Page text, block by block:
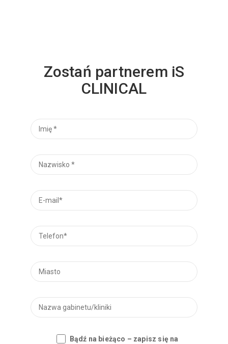
Zostań partnerem iS
CLINICAL
Bądź na bieżąco – zapisz się na